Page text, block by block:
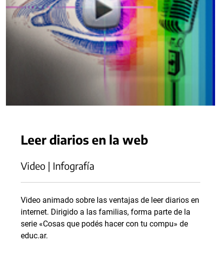
Leer diarios en la web
Video | Infografía
Video animado sobre las ventajas de leer diarios en
internet. Dirigido a las familias, forma parte de la
serie «Cosas que podés hacer con tu compu» de
educ.ar.